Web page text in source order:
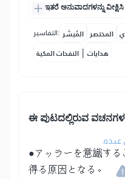
ಇತರೆ ಅನುವಾದಗಳನ್ನು ವೀಕ್ಷಿಸಿ
التفاسير: المُيسَّر المختصر
النفحات المكية | هدايات
ಈ ಪುಟದಲ್ಲಿರುವ
●アッラーを意識す
得る原因となる。